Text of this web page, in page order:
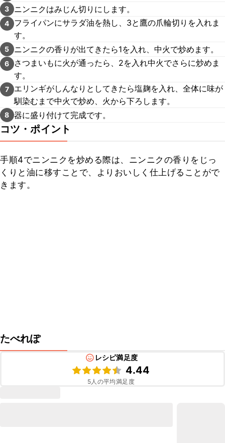
3 ニンニクはみじん切りにします。
4
フライパンにサラダ油を熱し、3と鷹の爪輪切りを入れま
す。
5 ニンニクの香りが出てきたら1を入れ、中火で炒めます。
6
さつまいもに火が通ったら、2を入れ中火でさらに炒めま
す。
7
エリンギがしんなりとしてきたら塩麹を入れ、全体に味が
馴染むまで中火で炒め、火から下ろします。
8 器に盛り付けて完成です。
コツ・ポイント
手順4でニンニクを炒める際は、ニンニクの香りをじっ
くりと油に移すことで、よりおいしく仕上げることがで
きます。
たべれぽ
レシピ満足度
4.44
5人の平均満足度